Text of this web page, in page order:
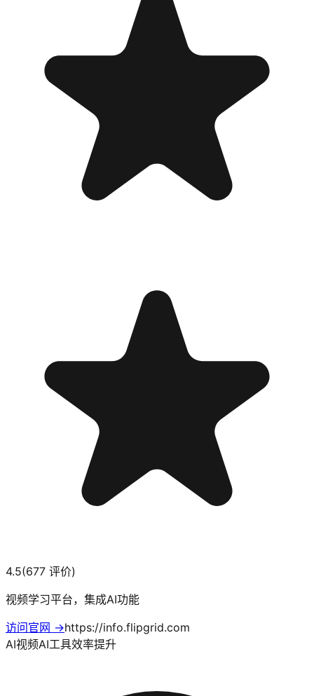
4.5(677 评价)
视频学习平台，集成AI功能
访问官网 →https://info.flipgrid.com
AI视频AI工具效率提升